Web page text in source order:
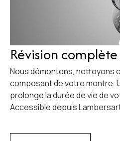
Révision complète
Nous démontons, nettoyons
composant de votre montre.
prolonge la durée de vie de
Accessible depuis